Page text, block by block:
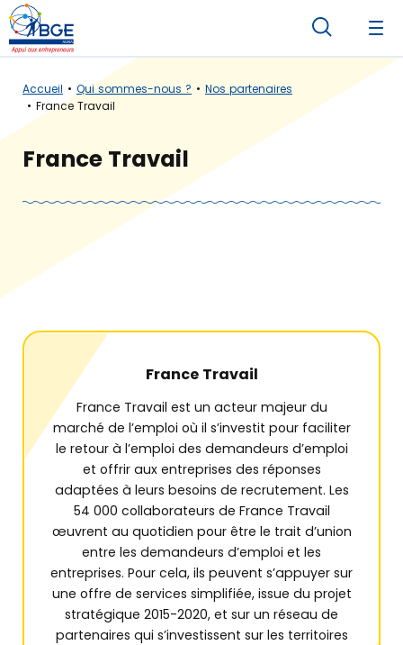
Accueil Qui sommes-nous ?
Nos partenaires
France Travail
France Travail
France Travail
France Travail est un acteur majeur du
marché de l’emploi où il s’investit pour faciliter
le retour à l’emploi des demandeurs d’emploi
et offrir aux entreprises des réponses
adaptées à leurs besoins de recrutement. Les
54 000 collaborateurs de France Travail
œuvrent au quotidien pour être le trait d’union
entre les demandeurs d’emploi et les
entreprises. Pour cela, ils peuvent s’appuyer sur
une offre de services simplifiée, issue du projet
stratégique 2015-2020, et sur un réseau de
partenaires qui s’investissent sur les territoires